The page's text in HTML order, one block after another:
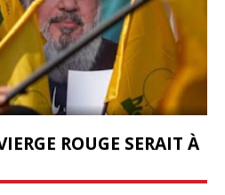
ROUGE SERAIT À